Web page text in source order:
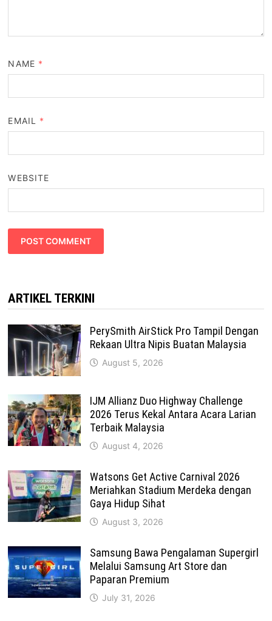
NAME *
EMAIL *
WEBSITE
ARTIKEL TERKINI
PerySmith AirStick Pro Tampil Dengan
Rekaan Ultra Nipis Buatan Malaysia
August 5, 2026
IJM Allianz Duo Highway Challenge
2026 Terus Kekal Antara Acara Larian
Terbaik Malaysia
August 4, 2026
Watsons Get Active Carnival 2026
Meriahkan Stadium Merdeka dengan
Gaya Hidup Sihat
August 3, 2026
Samsung Bawa Pengalaman Supergirl
Melalui Samsung Art Store dan
Paparan Premium
July 31, 2026